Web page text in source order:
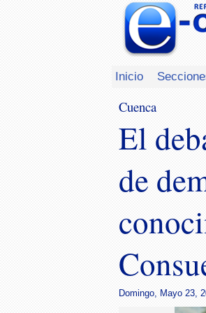
Inicio
Cuenca
El
de
Domingo, Mayo 23,